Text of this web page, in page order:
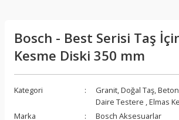
Bosch - Best Serisi Taş
Kesme Diski 350 mm
Kategori
Granit, Doğal Taş,
Daire Testere ,Elmas
Marka
Bosch Aksesuarlar